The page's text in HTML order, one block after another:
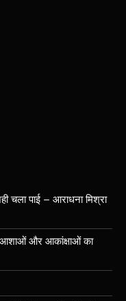
चला पाई – आराधना मिश्रा
और आकांक्षाओं का